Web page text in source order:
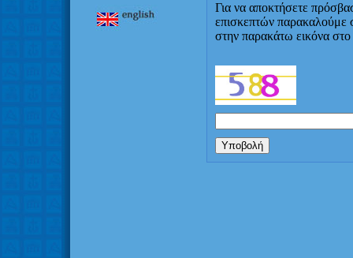
Για να αποκτήσετε
επισκεπτών παρακαλούμε
στην παρακάτω εικόνα